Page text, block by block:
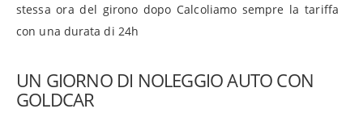
stessa ora del girono dopo Calcoliamo sempre la tariffa
con una durata di 24h
UN GIORNO DI NOLEGGIO AUTO CON
GOLDCAR